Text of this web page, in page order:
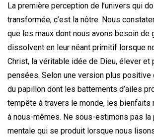
La première perception de l’univers qui
transformée, c’est la nôtre. Nous
que les maux dont nous avons besoin de
dissolvent en leur néant primitif lorsque
Christ, la véritable idée de Dieu, élever et
pensées. Selon une version plus
du papillon dont les battements d’ailes
tempête à travers le monde, les bienfaits
à nous-mêmes. Ne sous-estimons pas la
mentale qui se produit lorsque nous